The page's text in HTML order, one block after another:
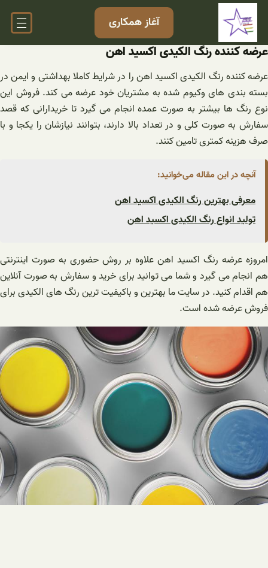
رفتن
محتوا
آغاز همکاری
عرضه کننده رنگ الکیدی اکسید اهن
عرضه کننده رنگ الکیدی اکسید اهن را در شرایط کاملا بهداشتی و ایمن در
بسته بندی های وکیوم شده به مشتریان خود عرضه می کند. فروش این
نوع رنگ ها بیشتر به صورت عمده انجام می گیرد تا خریدارانی که قصد
سفارش به صورت کلی و در تعداد بالا دارند، بتوانند نیازشان را یکجا و با
صرف هزینه کمتری تامین کنند.
آنچه در این مقاله می‌خوانید:
معرفی بهترین رنگ الکیدی اکسید اهن
تولید انواع رنگ الکیدی اکسید اهن
امروزه عرضه رنگ اکسید اهن علاوه بر روش حضوری به صورت اینترنتی
هم انجام می گیرد و شما می توانید برای خرید و سفارش به صورت آنلاین
هم اقدام کنید. در سایت ما بهترین و باکیفیت ترین رنگ های الکیدی برای
فروش عرضه شده است.